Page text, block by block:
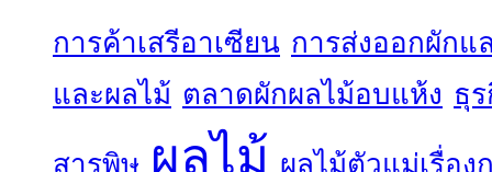
การค้าเสรีอาเซียน การส่งออกผักแ
และผลไม้ ตลาดผักผลไม้อบแห้ง ธุ
สารพิษ ผลไม้ ผลไม้ตัวแม่เรื่อ